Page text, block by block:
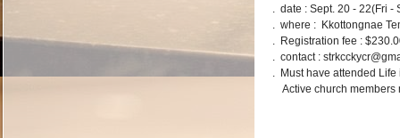
. date : Sept. 20 - 22(Fri -
. where : Kkottongnae
. Registration fee :
. contact :
. Must have attended Life
Active church members